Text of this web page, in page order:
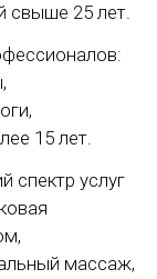
свыше 25 лет.
15 лет.
спектр услуг
массаж,